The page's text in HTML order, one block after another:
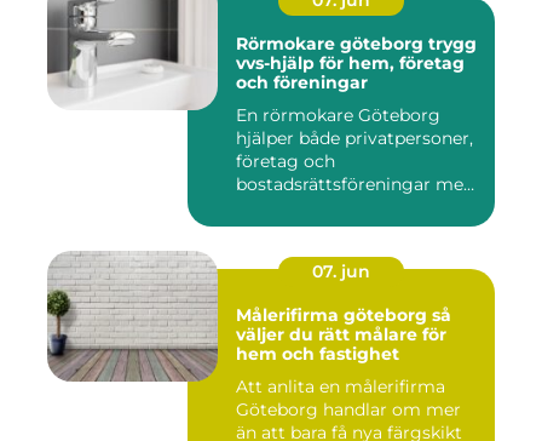
Rörmokare göteborg trygg
vvs-hjälp för hem, företag
och föreningar
En rörmokare Göteborg
hjälper både privatpersoner,
företag och
bostadsrättsföreningar med
07. jun
Målerifirma göteborg så
väljer du rätt målare för
hem och fastighet
Att anlita en målerifirma
Göteborg handlar om mer
än att bara få nya färgskikt